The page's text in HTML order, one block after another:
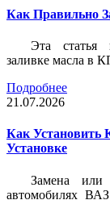
Как Правильно
Эта статья
заливке масла в
Подробнее
21.07.2026
Как Установить
Установке
Замена или
автомобилях